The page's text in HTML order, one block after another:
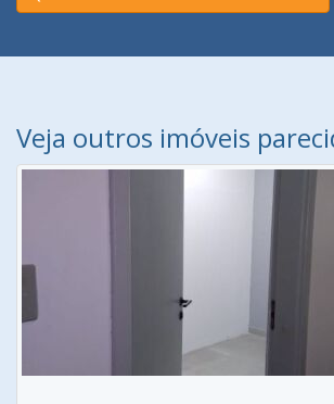
Veja outros imóveis